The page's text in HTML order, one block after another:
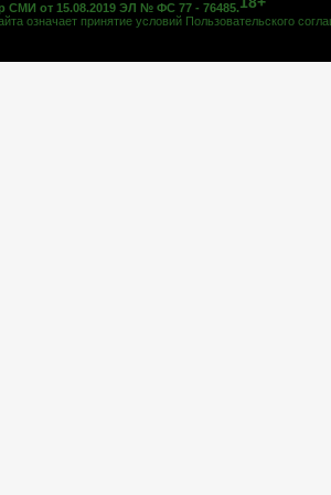
СМИ от 15.08.2019 ЭЛ № ФС 77 - 76485.
означает принятие условий Пользовательского